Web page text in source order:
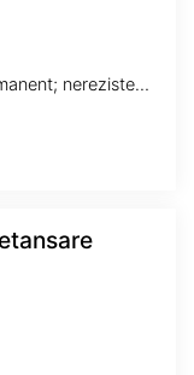
Proprietati chimice: elastic in mod permanent; nerezistent la solventi; rezistent-UV